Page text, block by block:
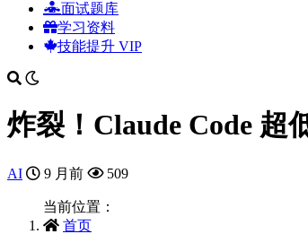
面试题库
学习资料
技能提升 VIP
炸裂！Claude Code 超
AI 9 月前 509
当前位置：
首页